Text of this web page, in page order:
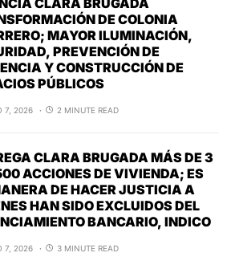
CLARA BRUGADA
DE COLONIA
MAYOR ILUMINACIÓN,
PREVENCIÓN DE
Y CONSTRUCCIÓN DE
PÚBLICOS
7, 2026 2 MINUTE READ
CLARA BRUGADA MÁS DE 3
ACCIONES DE VIVIENDA; ES
DE HACER JUSTICIA A
HAN SIDO EXCLUIDOS DEL
BANCARIO, INDICO
7, 2026 3 MINUTE READ